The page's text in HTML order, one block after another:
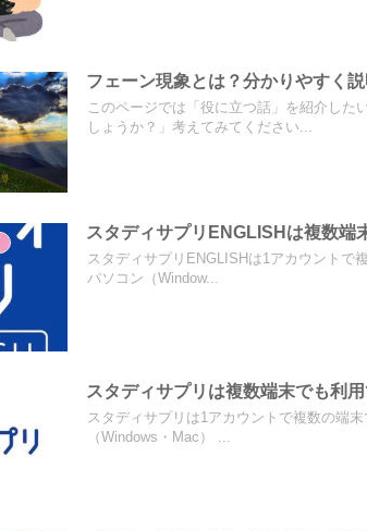
フェーン現象とは？分かりやすく
このページでは「役に立つ話」を紹介した
しょうか？」考えてみてください...
スタディサプリENGLISHは複数端
スタディサプリENGLISHは1アカウントで
パソコン（Window...
スタディサプリは複数端末でも利
スタディサプリは1アカウントで複数の端
（Windows・Mac） ...